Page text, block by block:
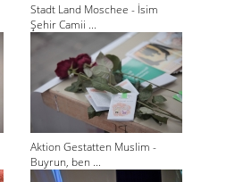
Stadt Land Moschee - İsim
Şehir Camii ...
Aktion Gestatten Muslim -
Buyrun, ben ...